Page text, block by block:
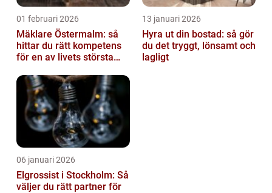
01 februari 2026
Mäklare Östermalm: så
hittar du rätt kompetens
för en av livets största
13 januari 2026
Hyra ut din bostad: så gör
du det tryggt, lönsamt och
lagligt
06 januari 2026
Elgrossist i Stockholm: Så
väljer du rätt partner för